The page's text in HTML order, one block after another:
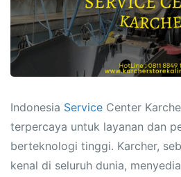
Indonesia Service Center
terpercaya untuk layanan dan
berteknologi tinggi. Karcher,
kenal di seluruh dunia,